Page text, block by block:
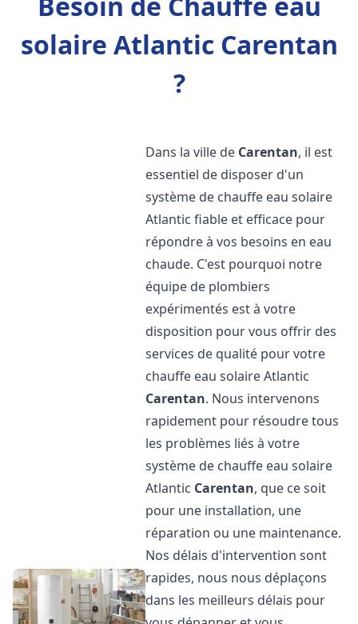
solaire Atlantic Carentan
?
Dans la ville de Carentan, il est
essentiel de disposer d'un
système de chauffe eau solaire
Atlantic fiable et efficace pour
répondre à vos besoins en eau
chaude. C'est pourquoi notre
équipe de plombiers
expérimentés est à votre
disposition pour vous offrir des
services de qualité pour votre
chauffe eau solaire Atlantic
Carentan. Nous intervenons
rapidement pour résoudre tous
les problèmes liés à votre
système de chauffe eau solaire
Atlantic Carentan, que ce soit
pour une installation, une
réparation ou une maintenance.
Nos délais d'intervention sont
rapides, nous nous déplaçons
dans les meilleurs délais pour